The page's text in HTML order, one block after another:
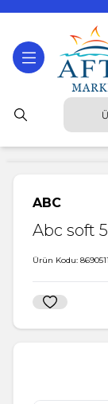
ABC
Abc soft
Ürün Kodu: